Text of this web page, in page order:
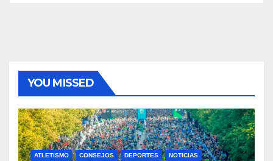
YOU MISSED
ATLETISMO CONSEJOS DEPORTES NOTICIAS